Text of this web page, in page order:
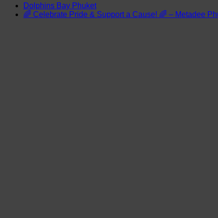
Dolphins Bay Phuket
🌈 Celebrate Pride & Support a Cause! 🌈 – Metadee